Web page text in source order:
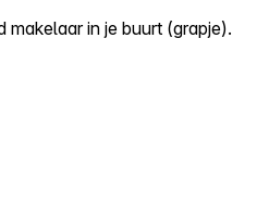
makelaar in je buurt (grapje).